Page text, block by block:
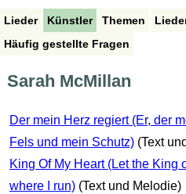
Lieder Künstler Themen
Häufig gestellte Fragen
Sarah McMillan
Der mein Herz regiert (Er, der
Fels und mein Schutz) (Text
King Of My Heart (Let the King
where I run) (Text und Melodie)